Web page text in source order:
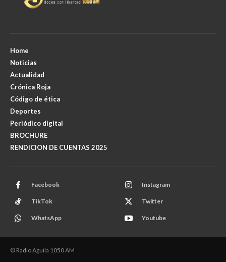
Home
Noticias
Actualidad
Crónica Roja
Código de ética
Deportes
Periódico digital
BROCHURE
RENDICION DE CUENTAS 2025
Facebook Instagram
TikTok Twitter
WhatsApp Youtube
© Radio Aguila 1050 AM